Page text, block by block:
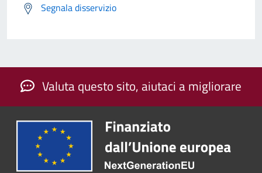
Segnala disservizio
Valuta questo sito, aiutaci a migliorare